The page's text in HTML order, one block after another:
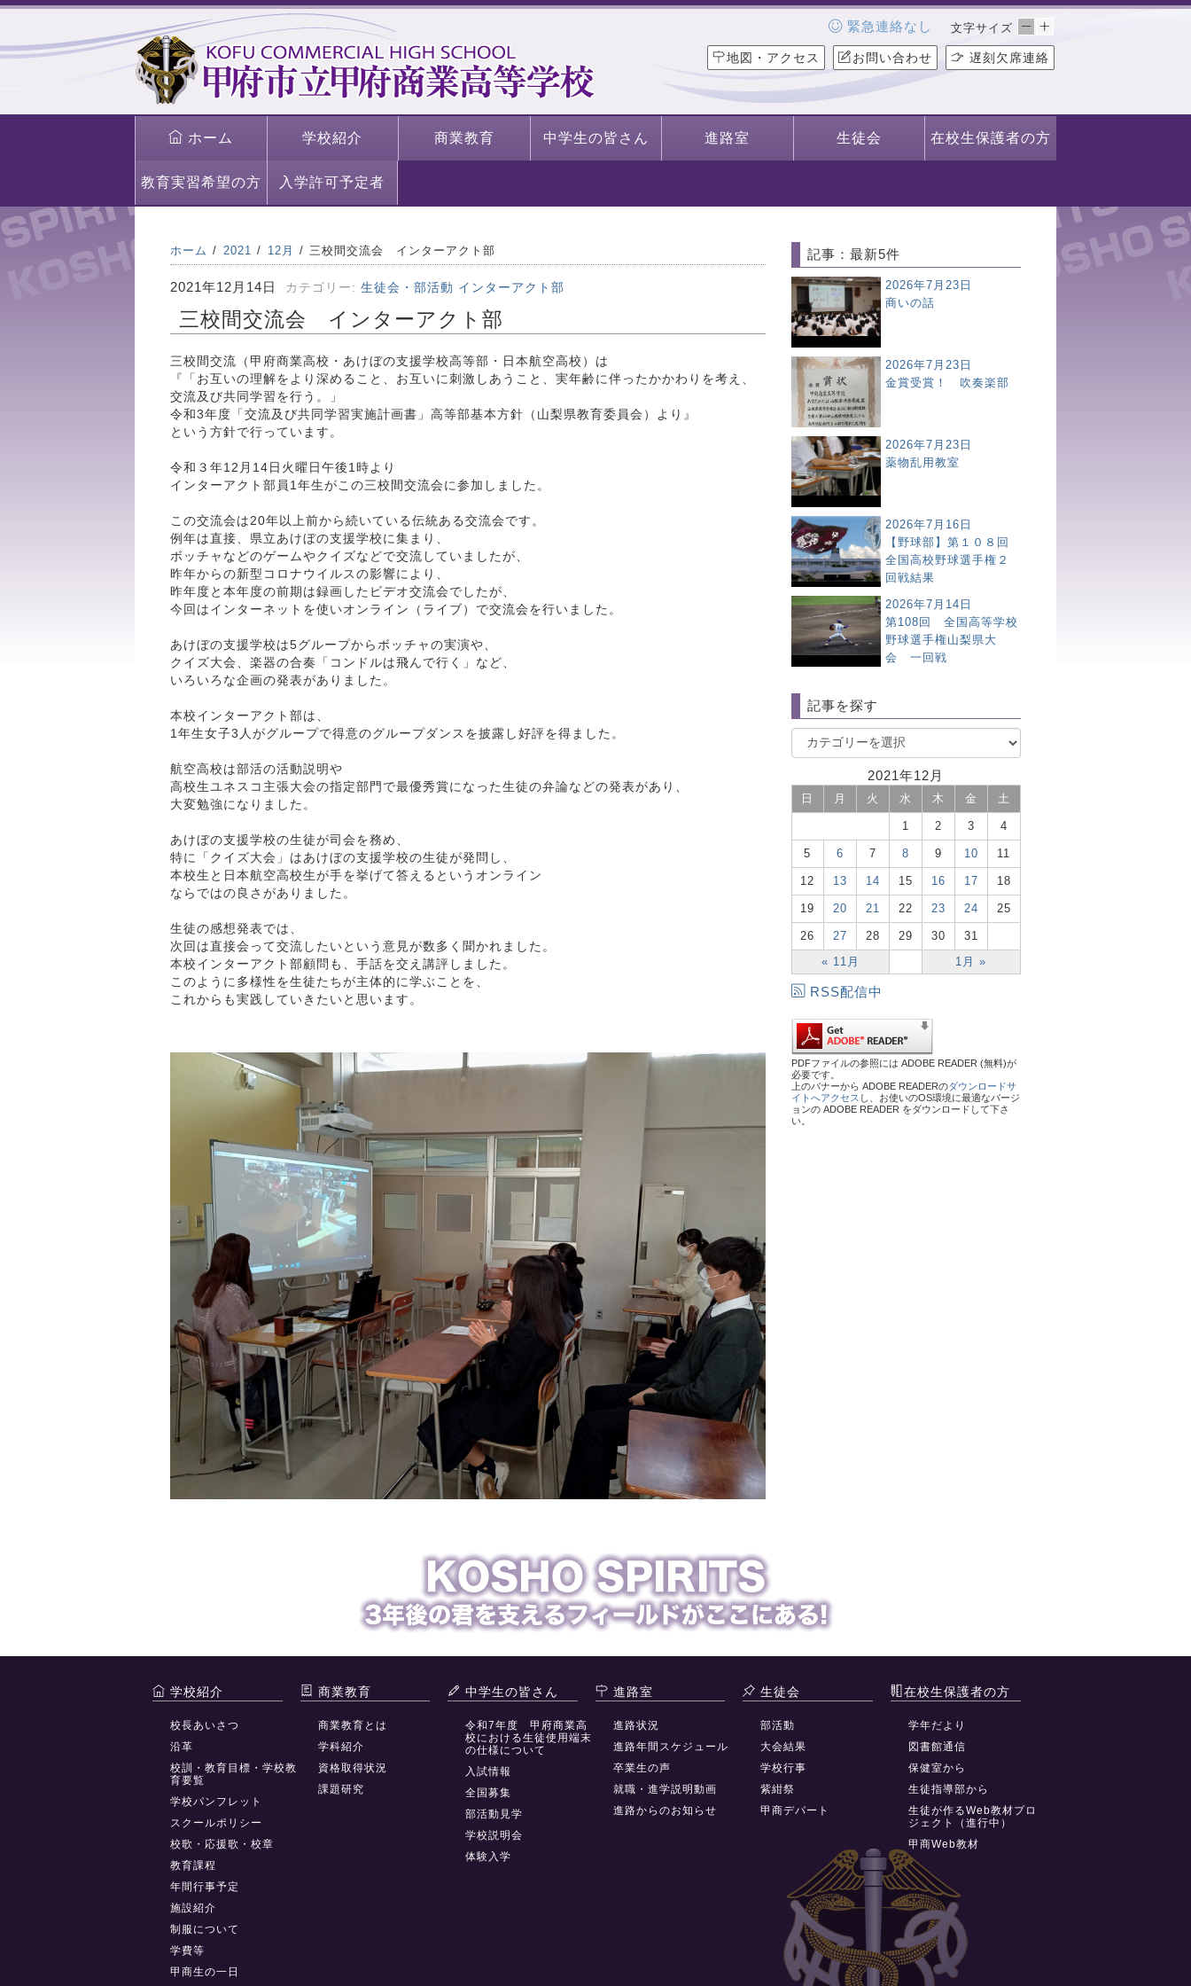
文字サイズ
地図・アクセス お問い合わせ 遅刻欠席連絡
緊急連絡なし
ホーム 学校紹介 商業教育 中学生の皆さん 進路室 生徒会 在校生保護者の方
教育実習希望の方 入学許可予定者
ホーム 2021 12月 三校間交流会 インターアクト部
2021年12月14日 カテゴリー: 生徒会・部活動 インターアクト部
三校間交流会 インターアクト部
三校間交流（甲府商業高校・あけぼの支援学校高等部・日本航空高校）は
『「お互いの理解をより深めること、お互いに刺激しあうこと、実年齢に伴ったかかわりを考え、
交流及び共同学習を行う。」
令和3年度「交流及び共同学習実施計画書」高等部基本方針（山梨県教育委員会）より』
という方針で行っています。
令和３年12月14日火曜日午後1時より
インターアクト部員1年生がこの三校間交流会に参加しました。
この交流会は20年以上前から続いている伝統ある交流会です。
例年は直接、県立あけぼの支援学校に集まり、
ボッチャなどのゲームやクイズなどで交流していましたが、
昨年からの新型コロナウイルスの影響により、
昨年度と本年度の前期は録画したビデオ交流会でしたが、
今回はインターネットを使いオンライン（ライブ）で交流会を行いました。
あけぼの支援学校は5グループからボッチャの実演や、
クイズ大会、楽器の合奏「コンドルは飛んで行く」など、
いろいろな企画の発表がありました。
本校インターアクト部は、
1年生女子3人がグループで得意のグループダンスを披露し好評を得ました。
航空高校は部活の活動説明や
高校生ユネスコ主張大会の指定部門で最優秀賞になった生徒の弁論などの発表があり、
大変勉強になりました。
あけぼの支援学校の生徒が司会を務め、
特に「クイズ大会」はあけぼの支援学校の生徒が発問し、
本校生と日本航空高校生が手を挙げて答えるというオンライン
ならではの良さがありました。
生徒の感想発表では、
次回は直接会って交流したいという意見が数多く聞かれました。
本校インターアクト部顧問も、手話を交え講評しました。
このように多様性を生徒たちが主体的に学ぶことを、
これからも実践していきたいと思います。
記事：最新5件
2026年7月23日
商いの話
2026年7月23日
金賞受賞！ 吹奏楽部
2026年7月23日
薬物乱用教室
2026年7月16日
【野球部】第１０８回
全国高校野球選手権２
回戦結果
2026年7月14日
第108回 全国高等学校
野球選手権山梨県大
会 一回戦
記事を探す
2021年12月
日 月 火 水 木 金 土
« 11月 1月 »
1 2 3 4
5 6 7 8 9 10 11
12 13 14 15 16 17 18
19 20 21 22 23 24 25
26 27 28 29 30 31
RSS配信中
PDFファイルの参照には ADOBE READER (無料)が
必要です。
上のバナーから ADOBE READERのダウンロードサ
イトへアクセス し、お使いのOS環境に最適なバージ
ョンの ADOBE READER をダウンロードして下さ
い。
学校紹介
校長あいさつ
沿革
校訓・教育目標・学校教
育要覧
学校パンフレット
スクールポリシー
校歌・応援歌・校章
教育課程
年間行事予定
施設紹介
制服について
学費等
甲商生の一日
商業教育
商業教育とは
学科紹介
資格取得状況
課題研究
中学生の皆さん
令和7年度 甲府商業高
校における生徒使用端末
の仕様について
入試情報
全国募集
部活動見学
学校説明会
体験入学
進路室
進路状況
進路年間スケジュール
卒業生の声
就職・進学説明動画
進路からのお知らせ
生徒会
部活動
大会結果
学校行事
紫紺祭
甲商デパート
在校生保護者の方
学年だより
図書館通信
保健室から
生徒指導部から
生徒が作るWeb教材プロ
ジェクト（進行中）
甲商Web教材